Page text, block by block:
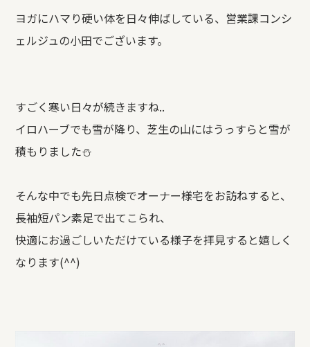
LINEUP
ESTATE
REFORM
BLOG
COMPANY
ヨガにハマり硬い体を日々伸ばしている、営業課コンシ
ェルジュの小田でございます。
すごく寒い日々が続きますね..
イロハーブでも雪が降り、芝生の山にはうっすらと雪が
積もりました⛄
そんな中でも先日点検でオーナー様宅をお訪ねすると、
長袖短パン素足で出てこられ、
快適にお過ごしいただけている様子を拝見すると嬉しく
なります(^^)